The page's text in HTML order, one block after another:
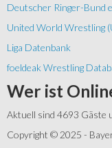
Deutscher Ringer-Bund
United World Wrestling
Liga Datenbank
foeldeak Wrestling
Wer ist
Aktuell sind 4693 Gäste
Copyright © 2025 -